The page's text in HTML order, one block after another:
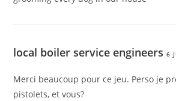
local boiler service engineers 6
Merci beaucoup pour ce jeu. Perso je
pistolets, et vous?